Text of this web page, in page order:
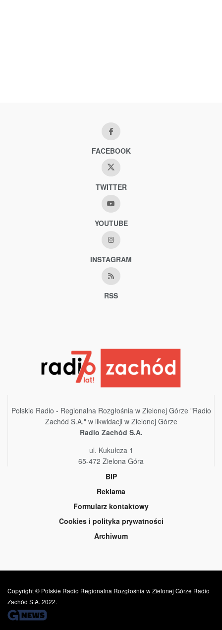
FACEBOOK
TWITTER
YOUTUBE
INSTAGRAM
RSS
Polskie Radio - Regionalna Rozgłośnia w Zielonej Górze "Radio
Zachód S.A." w likwidacji w Zielonej Górze
Radio Zachód S.A.
ul. Kukułcza 1
65-472 Zielona Góra
BIP
Reklama
Formularz kontaktowy
Cookies i polityka prywatności
Archiwum
Copyright © Polskie Radio Regionalna Rozgłośnia w Zielonej Górze Radio
Zachód S.A. 2022.